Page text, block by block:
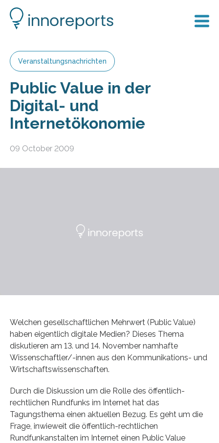
Veranstaltungsnachrichten
Public Value in der
Digital- und
Internetökonomie
09 October 2009
Welchen gesellschaftlichen Mehrwert (Public Value)
haben eigentlich digitale Medien? Dieses Thema
diskutieren am 13. und 14. November namhafte
Wissenschaftler/-innen aus den Kommunikations- und
Wirtschaftswissenschaften.
Durch die Diskussion um die Rolle des öffentlich-
rechtlichen Rundfunks im Internet hat das
Tagungsthema einen aktuellen Bezug. Es geht um die
Frage, inwieweit die öffentlich-rechtlichen
Rundfunkanstalten im Internet einen Public Value